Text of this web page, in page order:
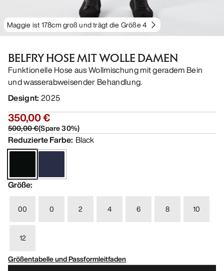
Maggie ist 178cm groß und trägt die Größe 4
BELFRY HOSE MIT WOLLE DAMEN
Funktionelle Hose aus Wollmischung mit geradem Bein
und wasserabweisender Behandlung.
Designt: 2025
350,00 €
500,00 €(Spare30%)
Reduzierte Farbe: Black
Größe:
00 0 2 4 6 8 10
12
Größentabelle und Passformleitfaden